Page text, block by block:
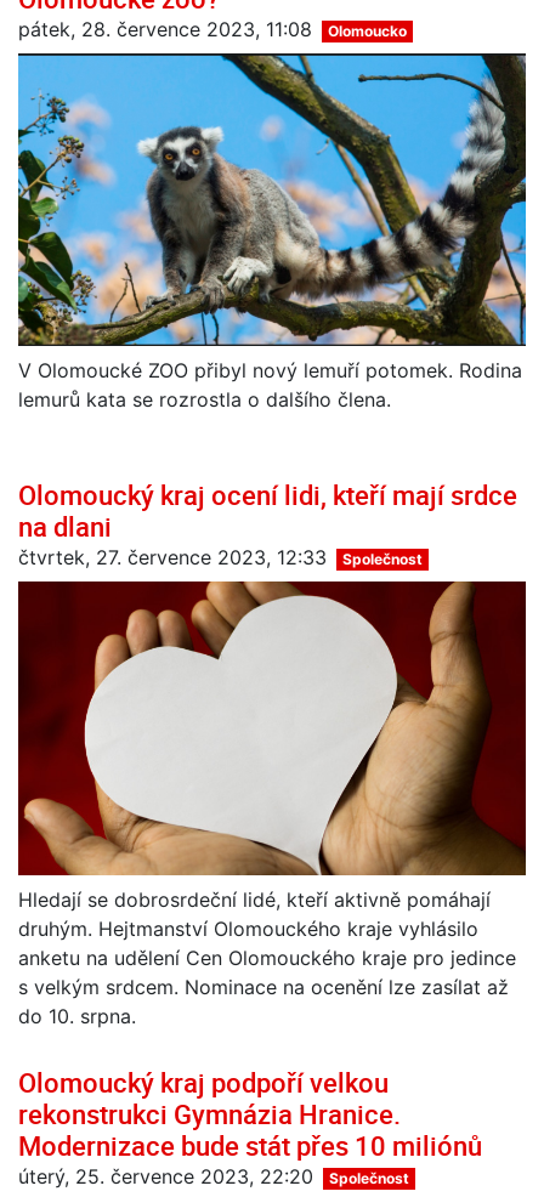
pátek, 28. července 2023, 11:08 Olomoucko
V Olomoucké ZOO přibyl nový lemuří potomek. Rodina
lemurů kata se rozrostla o dalšího člena.
Olomoucký kraj ocení lidi, kteří mají srdce
na dlani
čtvrtek, 27. července 2023, 12:33 Společnost
Hledají se dobrosrdeční lidé, kteří aktivně pomáhají
druhým. Hejtmanství Olomouckého kraje vyhlásilo
anketu na udělení Cen Olomouckého kraje pro jedince
s velkým srdcem. Nominace na ocenění lze zasílat až
do 10. srpna.
Olomoucký kraj podpoří velkou
rekonstrukci Gymnázia Hranice.
Modernizace bude stát přes 10 miliónů
úterý, 25. července 2023, 22:20 Společnost